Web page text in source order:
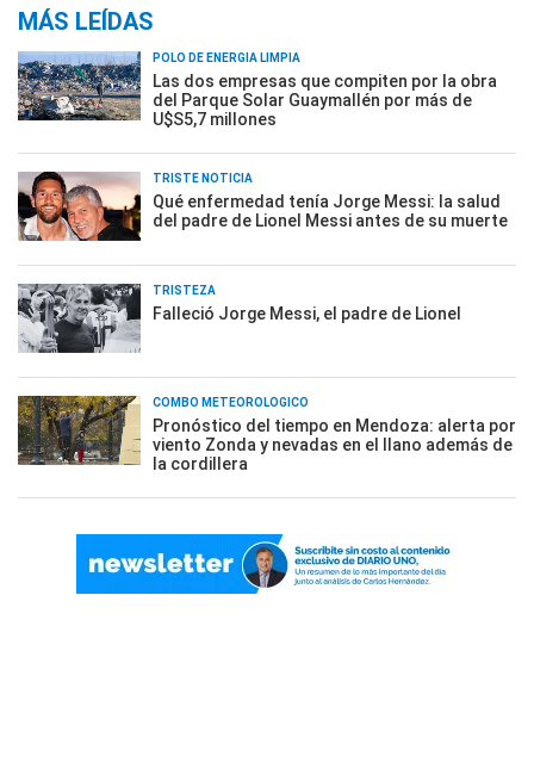
MÁS LEÍDAS
POLO DE ENERGÍA LIMPIA
Las dos empresas que compiten por la obra
del Parque Solar Guaymallén por más de
U$S5,7 millones
TRISTE NOTICIA
Qué enfermedad tenía Jorge Messi: la salud
del padre de Lionel Messi antes de su muerte
TRISTEZA
Falleció Jorge Messi, el padre de Lionel
COMBO METEOROLÓGICO
Pronóstico del tiempo en Mendoza: alerta por
viento Zonda y nevadas en el llano además de
la cordillera